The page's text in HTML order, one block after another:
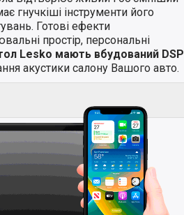
гнучкіші інструменти його
Готові ефекти
простір, персональні
Lesko мають вбудований DSP
акустики салону Вашого авто.